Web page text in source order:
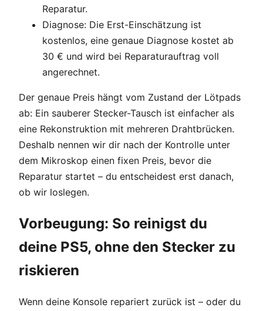
Reparatur.
Diagnose: Die Erst-Einschätzung ist
kostenlos, eine genaue Diagnose kostet ab
30 € und wird bei Reparaturauftrag voll
angerechnet.
Der genaue Preis hängt vom Zustand der Lötpads
ab: Ein sauberer Stecker-Tausch ist einfacher als
eine Rekonstruktion mit mehreren Drahtbrücken.
Deshalb nennen wir dir nach der Kontrolle unter
dem Mikroskop einen fixen Preis, bevor die
Reparatur startet – du entscheidest erst danach,
ob wir loslegen.
Vorbeugung: So reinigst du
deine PS5, ohne den Stecker zu
riskieren
Wenn deine Konsole repariert zurück ist – oder du